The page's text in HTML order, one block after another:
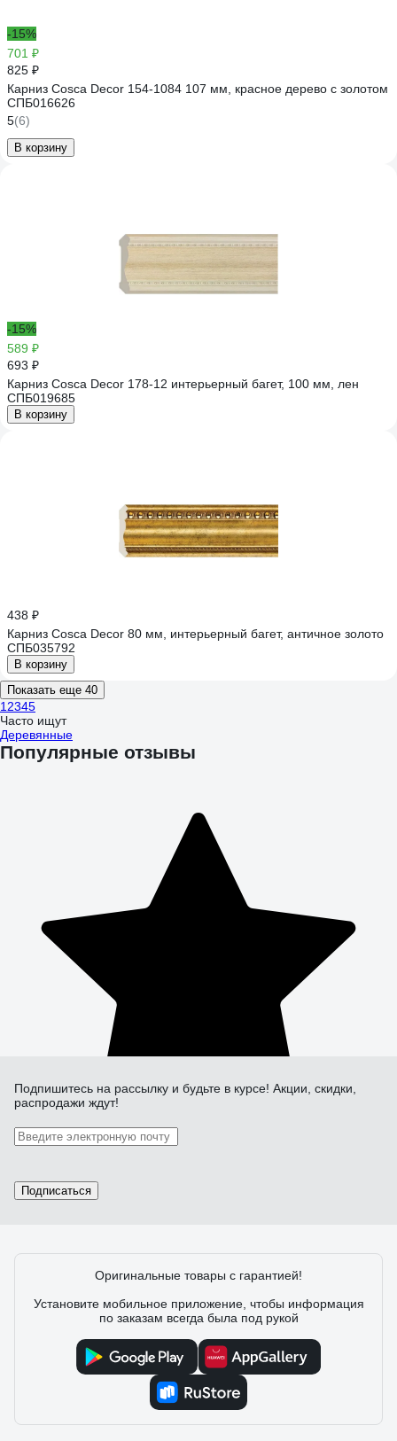
-15%
701 ₽
825 ₽
Карниз Cosca Decor 154-1084 107 мм, красное дерево с золотом
СПБ016626
5(6)
В корзину
-15%
589 ₽
693 ₽
Карниз Cosca Decor 178-12 интерьерный багет, 100 мм, лен
СПБ019685
В корзину
438 ₽
Карниз Cosca Decor 80 мм, интерьерный багет, античное золото
СПБ035792
В корзину
Показать еще 40
1 2345
Часто ищут
Деревянные
Популярные отзывы
Подпишитесь на рассылку и будьте в курсе! Акции, скидки,
распродажи ждут!
Подписаться
Оригинальные товары с гарантией!
Установите мобильное приложение, чтобы информация
по заказам всегда была под рукой